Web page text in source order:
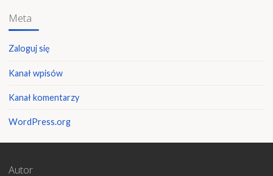
Meta
Zaloguj się
Kanał wpisów
Kanał komentarzy
WordPress.org
Autor